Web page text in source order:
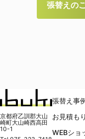
張替えの
京都府乙訓郡大山
崎町大山崎西高田
10-1
張替え事
お見積もり
WEBショ